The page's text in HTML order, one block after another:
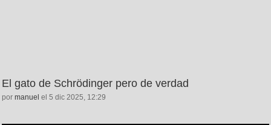
El gato de Schrödinger pero de verdad
por manuel el 5 dic 2025, 12:29